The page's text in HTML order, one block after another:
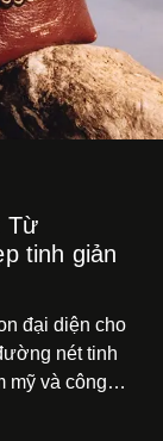
Từ
tinh giản
đại diện cho
nét tinh
mỹ và công